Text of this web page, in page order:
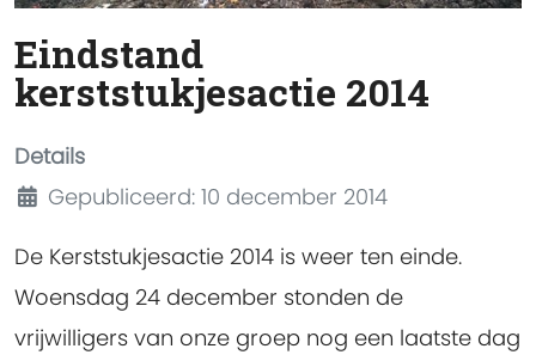
Eindstand
kerststukjesactie 2014
Details
Gepubliceerd: 10 december 2014
De Kerststukjesactie 2014 is weer ten einde.
Woensdag 24 december stonden de
vrijwilligers van onze groep nog een laatste dag